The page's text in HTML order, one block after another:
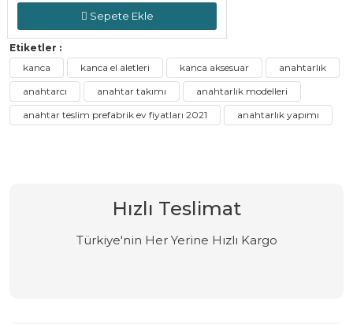
Sepete Ekle
Etiketler :
kanca
kanca el aletleri kanca aksesuar
anahtarlık
anahtarcı
anahtar takımı
anahtarlık modelleri
anahtar teslim prefabrik ev fiyatları 2021
anahtarlık yapımı
Hızlı Teslimat
Türkiye'nin Her Yerine Hızlı Kargo